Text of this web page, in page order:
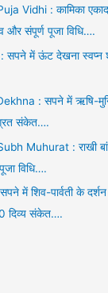
Vidhi : कामिका
और संपूर्ण पूजा विधि….
में ऊंट देखना स्वप्न
: सपने में ऋषि-
संकेत….
Muhurat : राखी
विधि….
में शिव-पार्वती के
दिव्य संकेत….